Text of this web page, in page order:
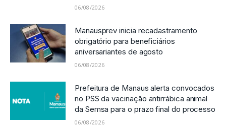
06/08/2026
Manausprev inicia recadastramento
obrigatório para beneficiários
aniversariantes de agosto
06/08/2026
Prefeitura de Manaus alerta convocados
no PSS da vacinação antirrábica animal
da Semsa para o prazo final do processo
06/08/2026